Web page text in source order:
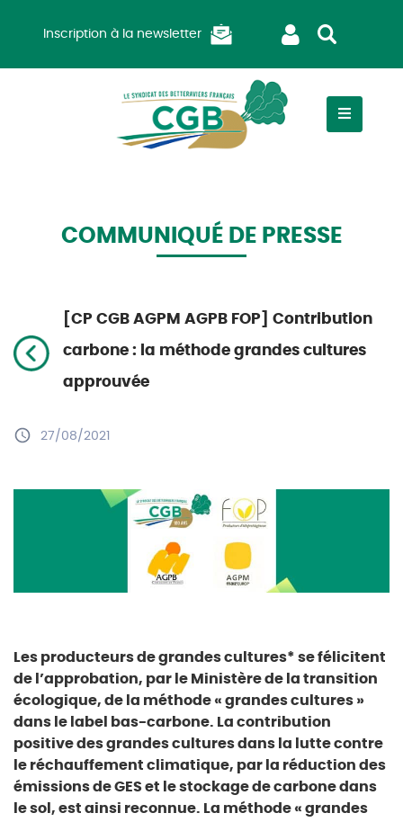
Inscription à la newsletter
COMMUNIQUÉ DE PRESSE
[CP CGB AGPM AGPB FOP] Contribution
carbone : la méthode grandes cultures
approuvée
27/08/2021
Les producteurs de grandes cultures* se félicitent
de l’approbation, par le Ministère de la transition
écologique, de la méthode « grandes cultures »
dans le label bas-carbone. La contribution
positive des grandes cultures dans la lutte contre
le réchauffement climatique, par la réduction des
émissions de GES et le stockage de carbone dans
le sol, est ainsi reconnue. La méthode « grandes